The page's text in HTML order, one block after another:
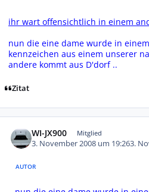
ihr wart offensichtlich in einem
nun die eine dame wurde in
kennzeichen aus einem unserer
andere kommt aus D'dorf ..
Zitat
WI-JX900 Mitglied
3. November 2008 um 19:263.
AUTOR